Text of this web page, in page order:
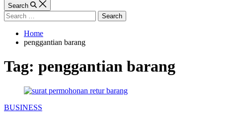
Search
Search
for:
Home
penggantian barang
Tag: penggantian barang
Categories
BUSINESS